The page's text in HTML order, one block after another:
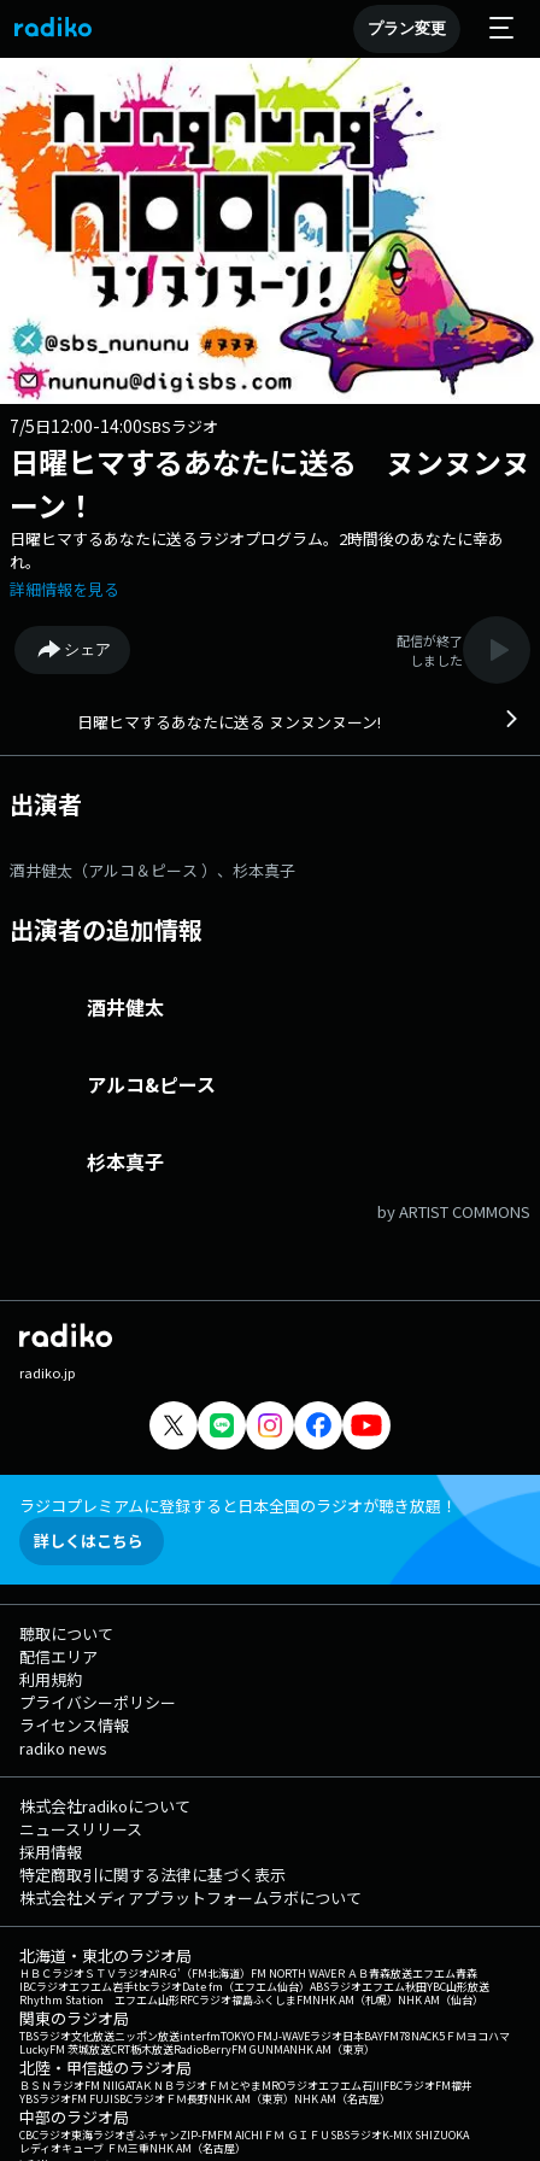
プラン変更
7/5日12:00-14:00SBSラジオ
日曜ヒマするあなたに送る ヌンヌンヌ
ーン！
日曜ヒマするあなたに送るラジオプログラム。2時間後のあなたに幸あ
れ。
詳細情報を見る
シェア
配信が終了
しました
日曜ヒマするあなたに送る ヌンヌンヌーン!
出演者
酒井健太（アルコ＆ピース ）、杉本真子
出演者の追加情報
酒井健太
アルコ&ピース
杉本真子
by ARTIST COMMONS
radiko.jp
ラジコプレミアムに登録すると日本全国のラジオが聴き放題！
詳しくはこちら
聴取について
配信エリア
利用規約
プライバシーポリシー
ライセンス情報
radiko news
株式会社radikoについて
ニュースリリース
採用情報
特定商取引に関する法律に基づく表示
株式会社メディアプラットフォームラボについて
北海道・東北のラジオ局
ＨＢＣラジオＳＴＶラジオAIR-G'（FM北海道） FM NORTH WAVEＲＡＢ青森放送エフエム青森
IBCラジオエフエム岩手tbcラジオDate fm（エフエム仙台） ABSラジオエフエム秋田YBC山形放送
Rhythm Station エフエム山形RFCラジオ福島ふくしまFMNHK AM（札幌） NHK AM（仙台）
関東のラジオ局
TBSラジオ文化放送ニッポン放送interfmTOKYO FMJ-WAVEラジオ日本BAYFM78NACK5 ＦＭヨコハマ
LuckyFM 茨城放送CRT栃木放送RadioBerryFM GUNMANHK AM（東京）
北陸・甲信越のラジオ局
ＢＳＮラジオFM NIIGATAＫＮＢラジオ ＦＭとやまMROラジオエフエム石川FBCラジオFM福井
YBSラジオFM FUJISBCラジオ ＦＭ長野NHK AM（東京） NHK AM（名古屋）
中部のラジオ局
CBCラジオ東海ラジオぎふチャンZIP-FMFM AICHI ＦＭ ＧＩＦＵ SBSラジオK-MIX SHIZUOKA
レディオキューブ ＦＭ三重NHK AM（名古屋）